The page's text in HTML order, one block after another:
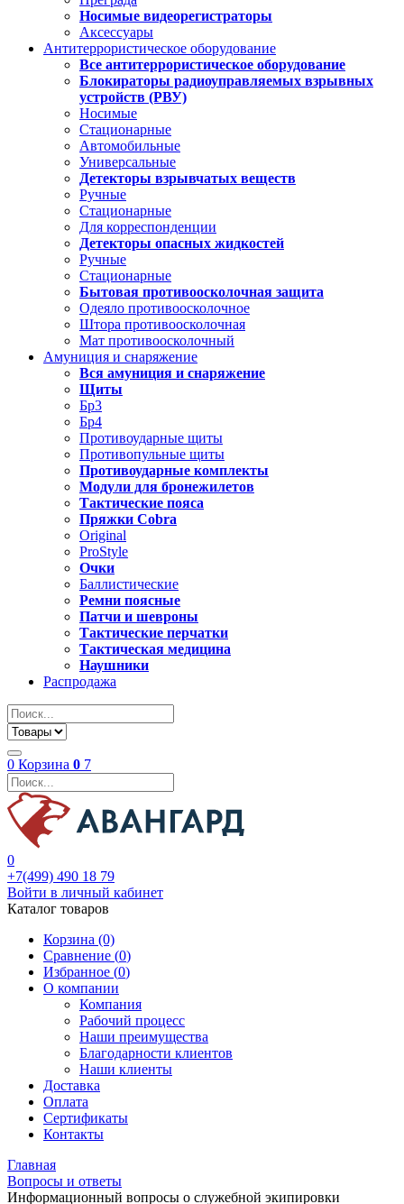
Носимые видеорегистраторы
Аксессуары
Антитеррористическое оборудование
Все антитеррористическое оборудование
Блокираторы радиоуправляемых взрывных
устройств (РВУ)
Носимые
Стационарные
Автомобильные
Универсальные
Детекторы взрывчатых веществ
Ручные
Стационарные
Для корреспонденции
Детекторы опасных жидкостей
Ручные
Стационарные
Бытовая противоосколочная защита
Одеяло противоосколочное
Штора противоосколочная
Мат противоосколочный
Амуниция и снаряжение
Вся амуниция и снаряжение
Щиты
Бр3
Бр4
Противоударные щиты
Противопульные щиты
Противоударные комплекты
Модули для бронежилетов
Тактические пояса
Пряжки Cobra
Original
ProStyle
Очки
Баллистические
Ремни поясные
Патчи и шевроны
Тактические перчатки
Тактическая медицина
Наушники
Распродажа
0 Корзина 0 7
0
+7(499) 490 18 79
Войти в личный кабинет
Каталог товаров
Корзина (0)
Сравнение (0)
Избранное (0)
О компании
Компания
Рабочий процесс
Наши преимущества
Благодарности клиентов
Наши клиенты
Доставка
Оплата
Сертификаты
Контакты
Главная
Вопросы и ответы
Информационный вопросы о служебной экипировки